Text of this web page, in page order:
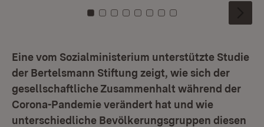
Zu Kachel: 0
Zu Kachel: 1
Zu Kachel: 2
Zu Kachel: 3
Zu Kachel: 4
Zu Kachel: 5
Zu Kachel: 6
Zu Kachel: 7
Eine vom Sozialministerium unterstützte Studie
der Bertelsmann Stiftung zeigt, wie sich der
gesellschaftliche Zusammenhalt während der
Corona-Pandemie verändert hat und wie
unterschiedliche Bevölkerungsgruppen diesen